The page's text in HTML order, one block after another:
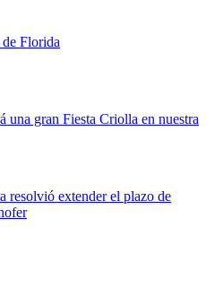
Florida
una gran Fiesta Criolla en nuestra
resolvió extender el plazo de